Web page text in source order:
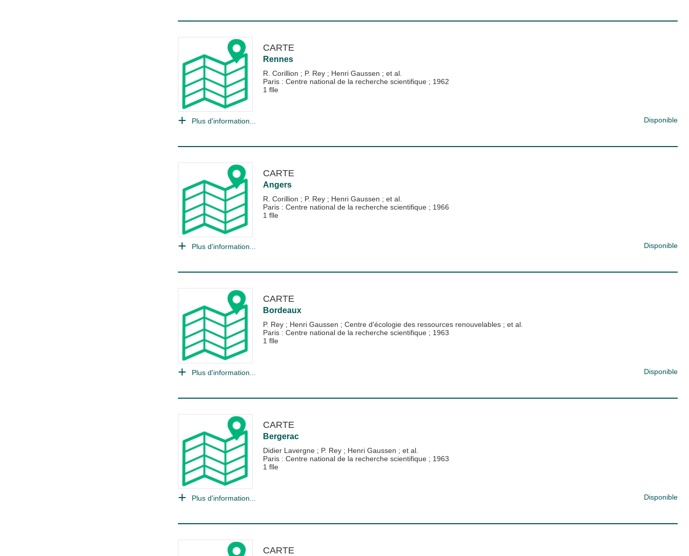
CARTE
Rennes
R. Corillion ; P. Rey ; Henri Gaussen ; et al.
Paris : Centre national de la recherche scientifique ; 1962
1 flle
Plus d'information... Disponible
CARTE
Angers
R. Corillion ; P. Rey ; Henri Gaussen ; et al.
Paris : Centre national de la recherche scientifique ; 1966
1 flle
Plus d'information... Disponible
CARTE
Bordeaux
P. Rey ; Henri Gaussen ; Centre d'écologie des ressources renouvelables ; et al.
Paris : Centre national de la recherche scientifique ; 1963
1 flle
Plus d'information... Disponible
CARTE
Bergerac
Didier Lavergne ; P. Rey ; Henri Gaussen ; et al.
Paris : Centre national de la recherche scientifique ; 1963
1 flle
Plus d'information... Disponible
CARTE